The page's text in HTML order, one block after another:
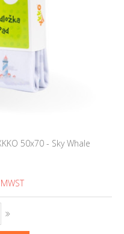
50x70 - Sky Whale